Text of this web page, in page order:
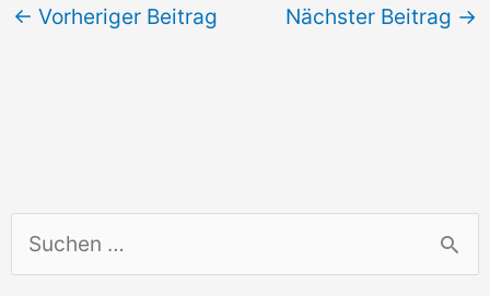
u
← Vorheriger Beitrag Nächster Beitrag →